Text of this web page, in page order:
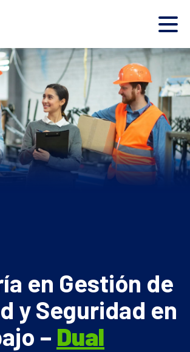
en Gestión de
y Seguridad en
– Dual